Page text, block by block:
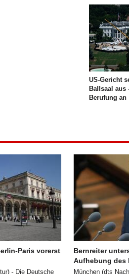
US-Gericht
Ballsaal aus
Berufung an
Paris vorerst
- Die Deutsche
Bernreiter
Aufhebung des
München (dts